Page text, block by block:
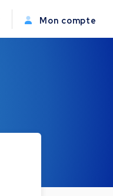
Mon compte